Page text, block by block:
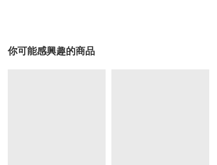
你可能感興趣的商品